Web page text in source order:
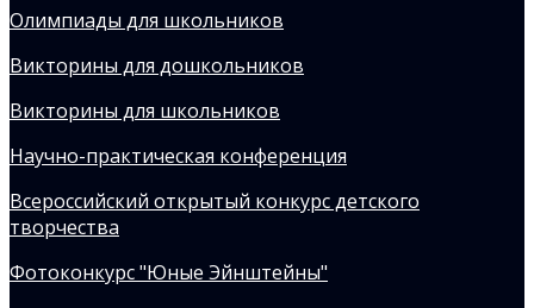
Олимпиады для школьников
Викторины для дошкольников
Викторины для школьников
Научно-практическая конференция
Всероссийский открытый конкурс детского
творчества
Фотоконкурс "Юные Эйнштейны"